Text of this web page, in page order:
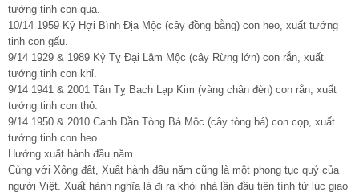
tướng tinh con quạ.
10/14 1959 Kỷ Hợi Bình Địa Mộc (cây đồng bằng) con heo, xuất tướng
tinh con gấu.
9/14 1929 & 1989 Kỷ Tỵ Đại Lâm Mộc (cây Rừng lớn) con rắn, xuất
tướng tinh con khỉ.
9/14 1941 & 2001 Tân Tỵ Bạch Lạp Kim (vàng chân đèn) con rắn, xuất
tướng tinh con thỏ.
9/14 1950 & 2010 Canh Dần Tòng Bá Mộc (cây tòng bá) con cọp, xuất
tướng tinh con heo.
Hướng xuất hành đầu năm
Cùng với Xông đất, Xuất hành đầu năm cũng là một phong tục quý của
người Việt. Xuất hành nghĩa là đi ra khỏi nhà lần đầu tiên tính từ lúc giao